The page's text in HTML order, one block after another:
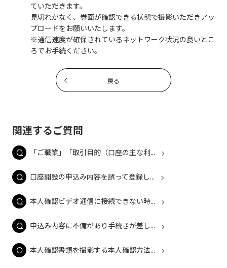
ていただきます。
見切れがなく、券面が確認できる状態で撮影いただきアッ
プロードをお願いいたします。
※通信速度が確保されているネットワーク状況の良いとこ
ろでお手続ください。
戻る
関連するご質問
「ご職業」「取引目的（口座の主な利...
口座開設の申込み内容を誤って登録し...
本人確認ビデオ通信に接続できない時...
申込み内容に不備があり手続きが差し...
本人確認書類を撮影する本人確認方法...